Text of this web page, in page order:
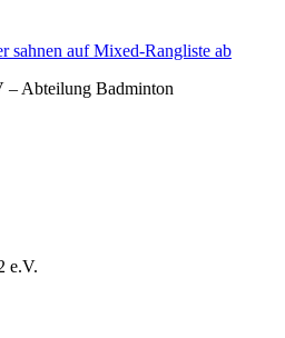
sahnen auf Mixed-Rangliste ab
– Abteilung Badminton
e.V.